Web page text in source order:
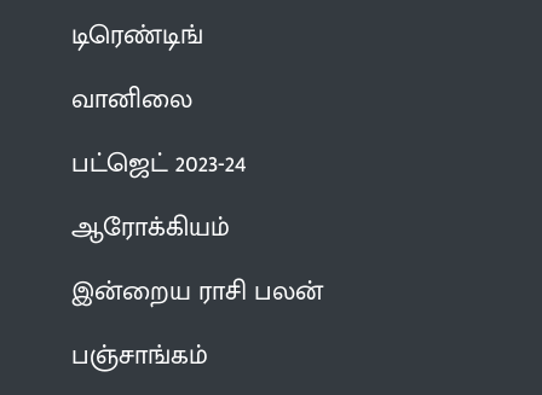
டிரெண்டிங்
வானிலை
பட்ஜெட் 2023-24
ஆரோக்கியம்
இன்றைய ராசி பலன்
பஞ்சாங்கம்